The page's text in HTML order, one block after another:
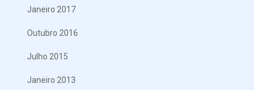
Janeiro 2017
Outubro 2016
Julho 2015
Janeiro 2013